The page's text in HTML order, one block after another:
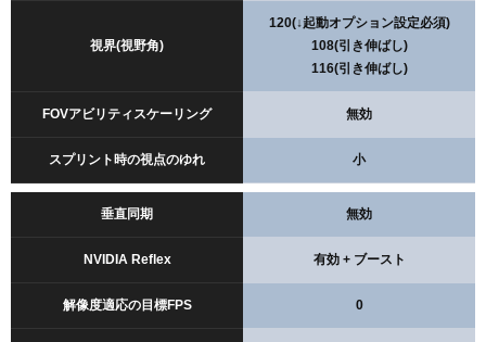
視界(視野角)
120(↓起動オプション設定必須)
108(引き伸ばし)
116(引き伸ばし)
FOVアビリティスケーリング 無効
スプリント時の視点のゆれ 小
垂直同期 無効
NVIDIA Reflex 有効 + ブースト
解像度適応の目標FPS 0